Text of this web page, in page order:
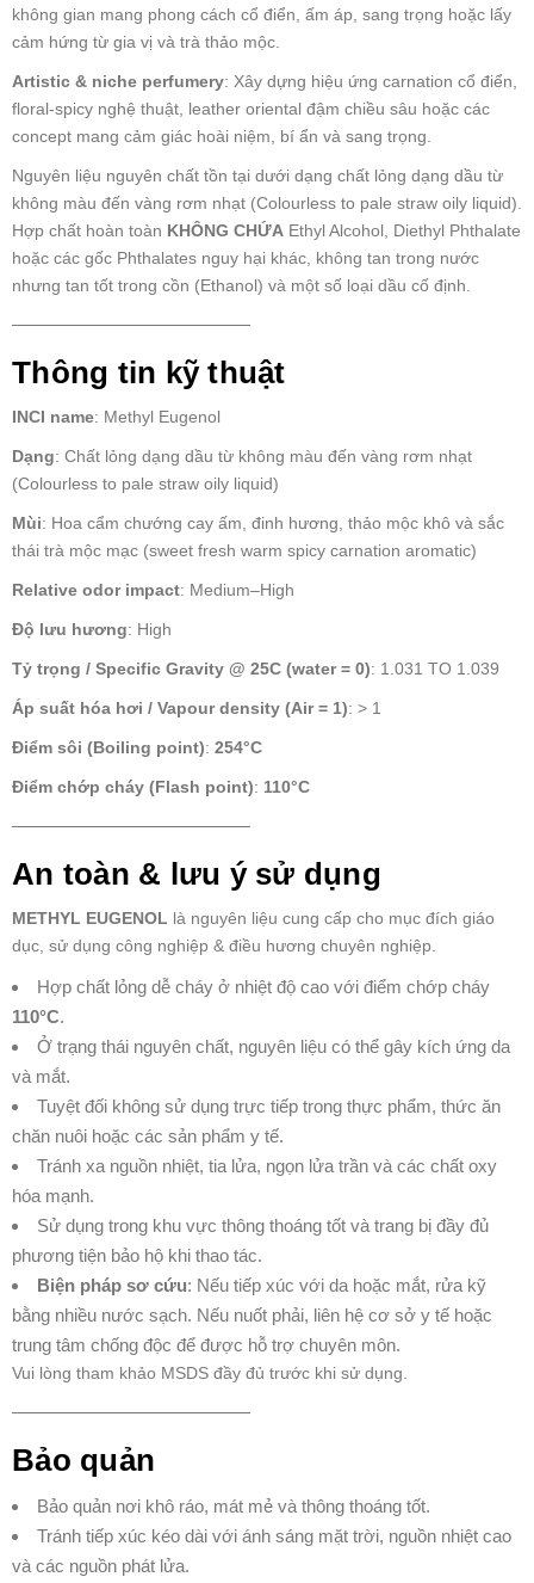
không gian mang phong cách cổ điển, ấm áp, sang trọng hoặc lấy
cảm hứng từ gia vị và trà thảo mộc.
Artistic & niche perfumery: Xây dựng hiệu ứng carnation cổ điển,
floral-spicy nghệ thuật, leather oriental đậm chiều sâu hoặc các
concept mang cảm giác hoài niệm, bí ẩn và sang trọng.
Nguyên liệu nguyên chất tồn tại dưới dạng chất lỏng dạng dầu từ
không màu đến vàng rơm nhạt (Colourless to pale straw oily liquid).
Hợp chất hoàn toàn KHÔNG CHỨA Ethyl Alcohol, Diethyl Phthalate
hoặc các gốc Phthalates nguy hại khác, không tan trong nước
nhưng tan tốt trong cồn (Ethanol) và một số loại dầu cố định.
────────────────────
Thông tin kỹ thuật
INCI name: Methyl Eugenol
Dạng: Chất lỏng dạng dầu từ không màu đến vàng rơm nhạt
(Colourless to pale straw oily liquid)
Mùi: Hoa cẩm chướng cay ấm, đinh hương, thảo mộc khô và sắc
thái trà mộc mạc (sweet fresh warm spicy carnation aromatic)
Relative odor impact: Medium–High
Độ lưu hương: High
Tỷ trọng / Specific Gravity @ 25C (water = 0): 1.031 TO 1.039
Áp suất hóa hơi / Vapour density (Air = 1): > 1
Điểm sôi (Boiling point): 254°C
Điểm chớp cháy (Flash point): 110°C
────────────────────
An toàn & lưu ý sử dụng
METHYL EUGENOL là nguyên liệu cung cấp cho mục đích giáo
dục, sử dụng công nghiệp & điều hương chuyên nghiệp.
Hợp chất lỏng dễ cháy ở nhiệt độ cao với điểm chớp cháy
110°C.
Ở trạng thái nguyên chất, nguyên liệu có thể gây kích ứng da
và mắt.
Tuyệt đối không sử dụng trực tiếp trong thực phẩm, thức ăn
chăn nuôi hoặc các sản phẩm y tế.
Tránh xa nguồn nhiệt, tia lửa, ngọn lửa trần và các chất oxy
hóa mạnh.
Sử dụng trong khu vực thông thoáng tốt và trang bị đầy đủ
phương tiện bảo hộ khi thao tác.
Biện pháp sơ cứu: Nếu tiếp xúc với da hoặc mắt, rửa kỹ
bằng nhiều nước sạch. Nếu nuốt phải, liên hệ cơ sở y tế hoặc
trung tâm chống độc để được hỗ trợ chuyên môn.
Vui lòng tham khảo MSDS đầy đủ trước khi sử dụng.
────────────────────
Bảo quản
Bảo quản nơi khô ráo, mát mẻ và thông thoáng tốt.
Tránh tiếp xúc kéo dài với ánh sáng mặt trời, nguồn nhiệt cao
và các nguồn phát lửa.